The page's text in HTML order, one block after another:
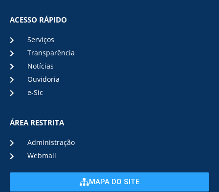
ACESSO RÁPIDO
Serviços
Transparência
Notícias
Ouvidoria
e-Sic
ÁREA RESTRITA
Administração
Webmail
MAPA DO SITE